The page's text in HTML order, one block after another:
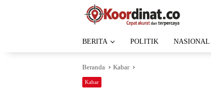
BERITA POLITIK NASIONAL
Beranda Kabar
Kabar